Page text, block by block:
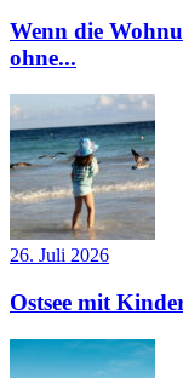
Wenn die
ohne...
26. Juli 2026
Ostsee mit